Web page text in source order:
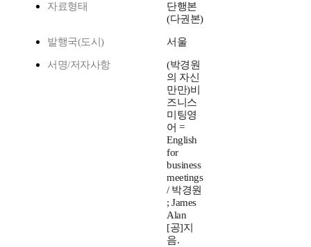
자료형태
단행본
(다권본)
발행국(도시) 서울
서명/저자사항
(박경원
의 자신
만만)비
즈니스
미팅영
어 =
English
for
business
meetings
/ 박경원
; James
Alan
[공]지
음.